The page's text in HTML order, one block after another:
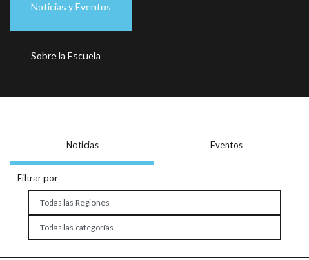
Noticias y Eventos
Sobre la Escuela
Noticias Eventos
Filtrar por